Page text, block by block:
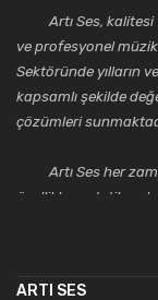
Artı Ses, kalitesi
ve profesyonel
Sektöründe yılların
kapsamlı şekilde
çözümleri
Artı Ses her
özellikler, estetik ve
ARTI SES